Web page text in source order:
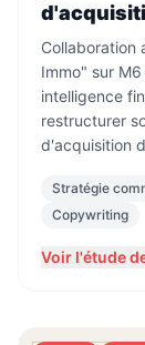
Collaboration
Immo" sur
intelligence
restructurer
d'acquisition
Stratégie
Copywriting
Voir l'étude